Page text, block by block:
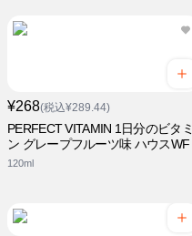
¥268(税込¥289.44)
PERFECT VITAMIN 1日分のビタミ
ン グレープフルーツ味 ハウスWF
120ml